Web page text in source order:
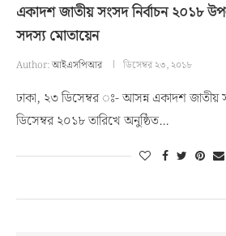
একাদশ জাতীয় সংসদ নির্বাচন ২০১৮
সদস্য মোতায়েন
Author:আইএসপিআর ডিসেম্বর ২৩, ২০১৮
ঢাকা, ২৩ ডিসেম্বর ঃ- আসন্ন একাদশ জাতীয়
ডিসেম্বর ২০১৮ তারিখে অনুষ্ঠিত…